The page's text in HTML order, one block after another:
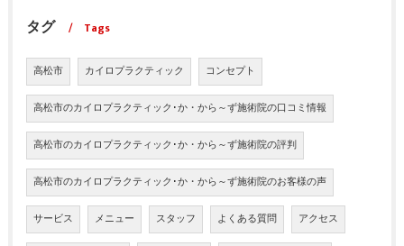
タグ Tags
高松市 カイロプラクティック コンセプト
高松市のカイロプラクティック･か・から～ず施術院の口コミ情報
高松市のカイロプラクティック･か・から～ず施術院の評判
高松市のカイロプラクティック･か・から～ず施術院のお客様の声
サービス メニュー スタッフ よくある質問 アクセス